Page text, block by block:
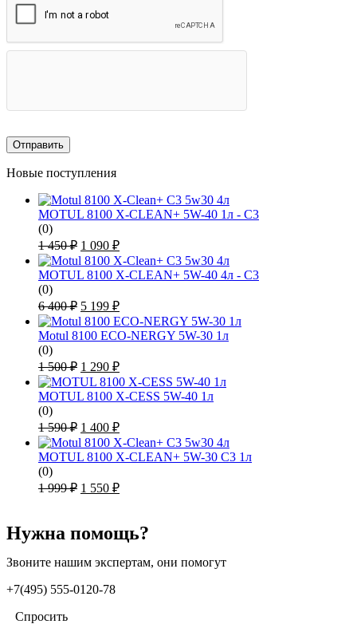
Новые поступления
MOTUL 8100 X-CLEAN+ 5W-40 1л - C3
(0)
1 450₽ Первоначальная
цена
составляла
1
450 ₽.
1 090 ₽Текущая
цена:
1
MOTUL 8100 X-CLEAN+ 5W-40 4л - C3
(0)
6 400₽ Первоначальная
цена
составляла
6
400 ₽.
5 199 ₽Текущая
цена:
5
Motul 8100 ECO-NERGY 5W-30 1л
(0)
1 500₽ Первоначальная
цена
составляла
1
500 ₽.
1 290 ₽Текущая
цена:
1
MOTUL 8100 X-CESS 5W-40 1л
(0)
1 590₽ Первоначальная
цена
составляла
1
590 ₽.
1 400 ₽Текущая
цена:
1
MOTUL 8100 X-CLEAN+ 5W-30 C3 1л
(0)
1 999₽ Первоначальная
1
1 550 ₽Текущая
550 ₽.
Нужна помощь?
Звоните нашим экспертам, они помогут
+7(495) 555-0120-78
Спросить